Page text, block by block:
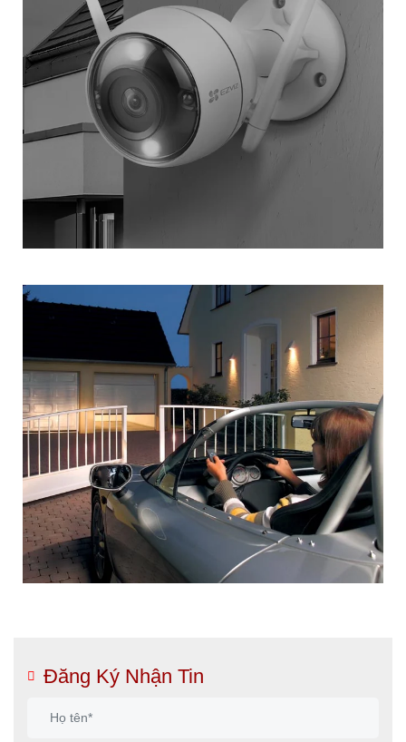
Đăng Ký Nhận Tin